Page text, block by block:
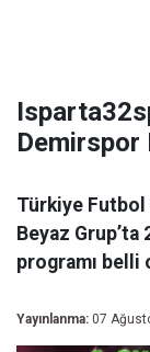
Demirspor
Türkiye Futbol
Beyaz
programı belli
Yayınlanma: 07